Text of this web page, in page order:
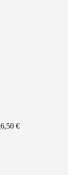
6,50 €